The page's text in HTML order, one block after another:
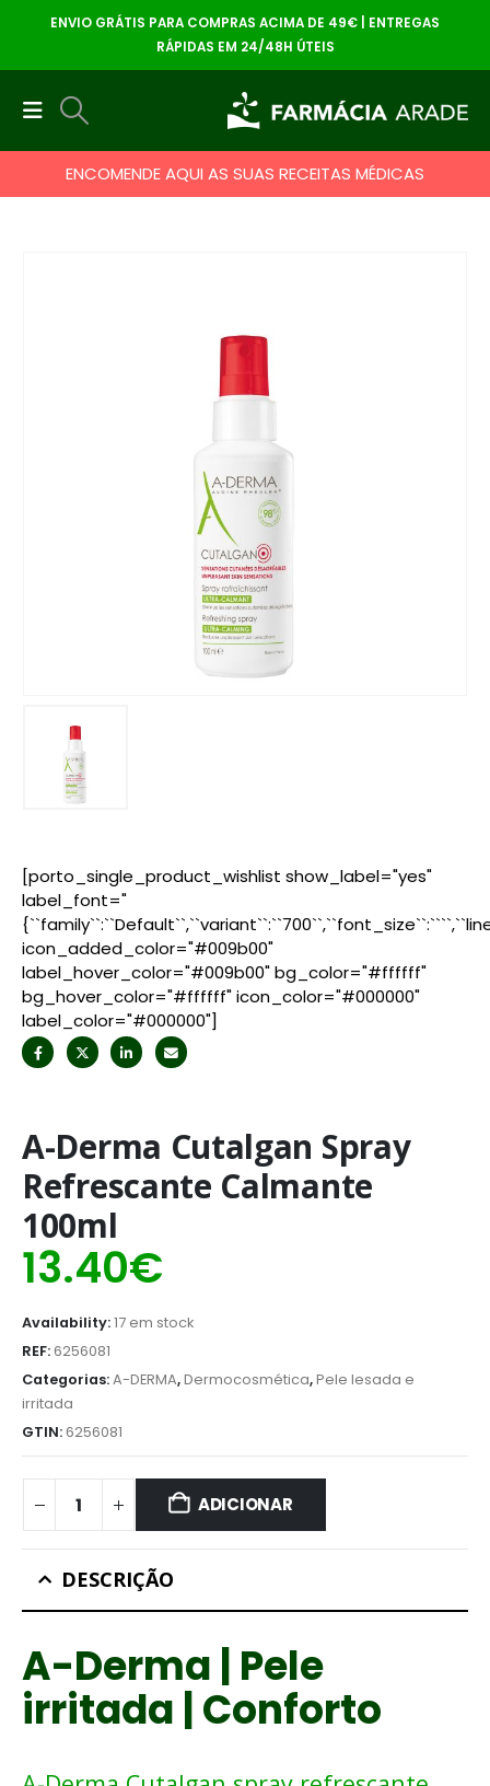
ENVIO GRÁTIS PARA COMPRAS ACIMA DE 49€ | ENTREGAS
RÁPIDAS EM 24/48H ÚTEIS
ENCOMENDE AQUI AS SUAS RECEITAS MÉDICAS
[porto_single_product_wishlist show_label="yes"
label_font="
icon_added_color="#009b00"
label_hover_color="#009b00" bg_color="#ffffff"
bg_hover_color="#ffffff" icon_color="#000000"
label_color="#000000"]
A-Derma Cutalgan Spray
Refrescante Calmante
100ml
13.40€
Availability:17 em stock
REF:6256081
Categorias:A-DERMA,Dermocosmética,Pele lesada e
irritada
GTIN:6256081
ADICIONAR
DESCRIÇÃO
A-Derma | Pele
irritada | Conforto